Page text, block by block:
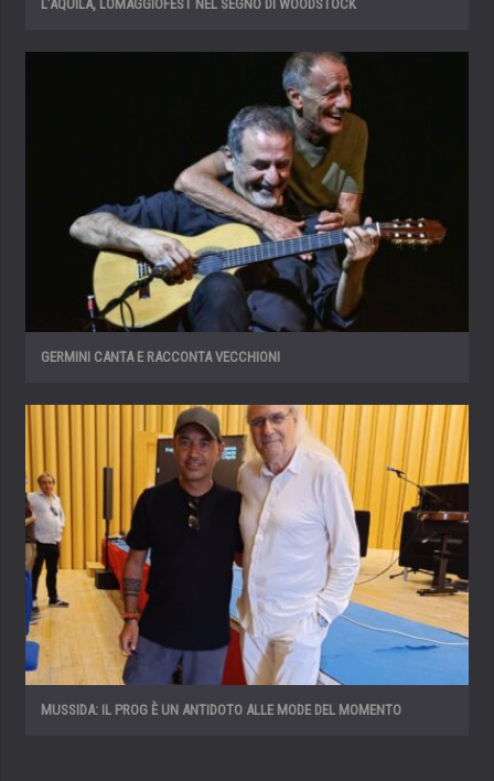
L’AQUILA, LOMAGGIOFEST NEL SEGNO DI WOODSTOCK
GERMINI CANTA E RACCONTA VECCHIONI
MUSSIDA: IL PROG È UN ANTIDOTO ALLE MODE DEL MOMENTO